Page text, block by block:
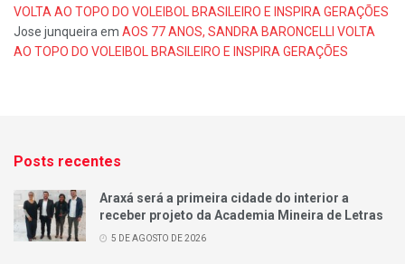
VOLTA AO TOPO DO VOLEIBOL BRASILEIRO E INSPIRA GERAÇÕES
Jose junqueira em AOS 77 ANOS, SANDRA BARONCELLI VOLTA
AO TOPO DO VOLEIBOL BRASILEIRO E INSPIRA GERAÇÕES
Posts recentes
Araxá será a primeira cidade do interior a
receber projeto da Academia Mineira de Letras
5 DE AGOSTO DE 2026